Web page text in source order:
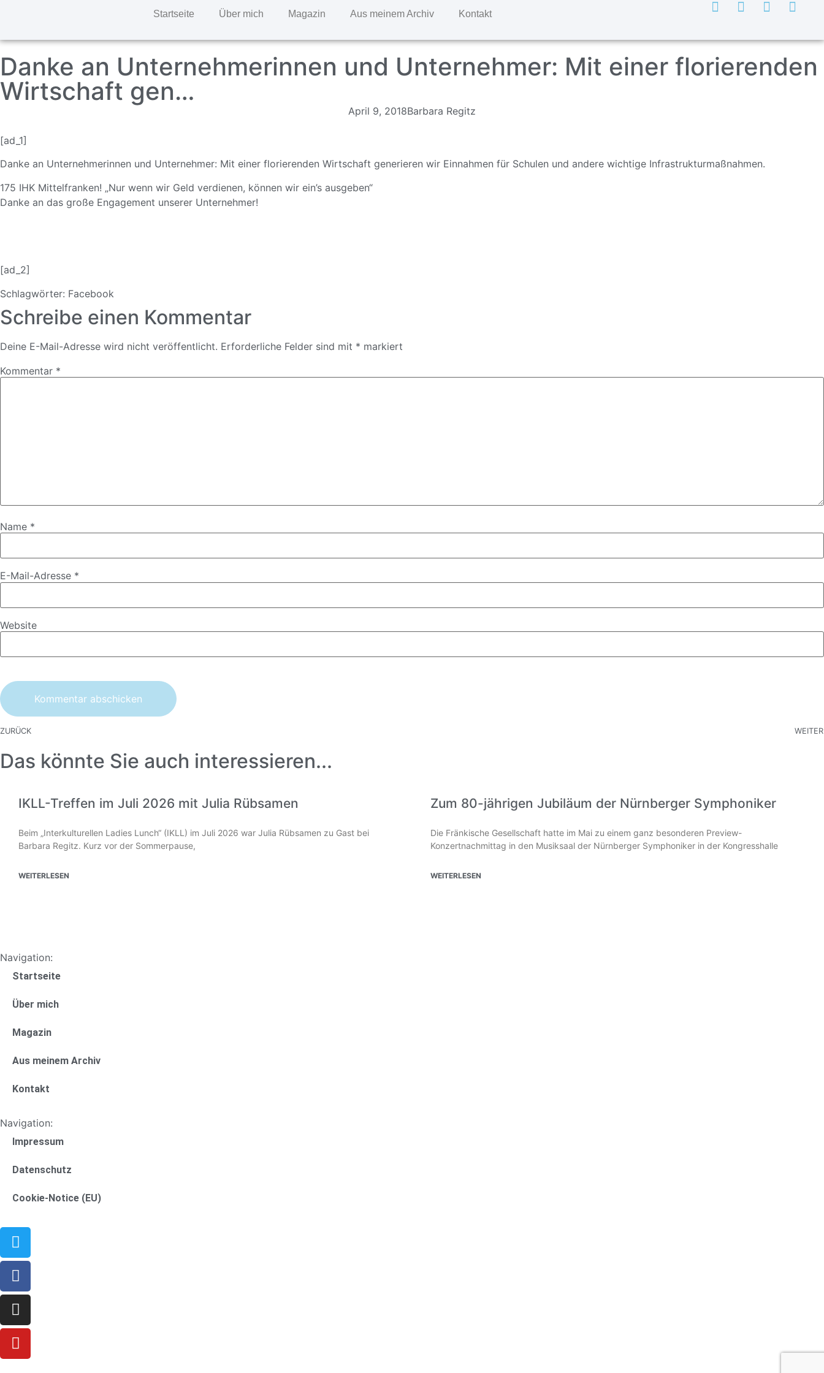
Startseite Über mich Magazin Aus meinem Archiv Kontakt
Danke an Unternehmerinnen und Unternehmer: Mit einer florierenden
Wirtschaft gen…
April 9, 2018Barbara Regitz
[ad_1]
Danke an Unternehmerinnen und Unternehmer: Mit einer florierenden Wirtschaft generieren wir Einnahmen für Schulen und andere wichtige Infrastrukturmaßnahmen.
175 IHK Mittelfranken! „Nur wenn wir Geld verdienen, können wir ein’s ausgeben“
Danke an das große Engagement unserer Unternehmer!
[ad_2]
Schlagwörter: Facebook
Schreibe einen Kommentar
Deine E-Mail-Adresse wird nicht veröffentlicht. Erforderliche Felder sind mit * markiert
Kommentar *
Name *
E-Mail-Adresse *
Website
ZURÜCK WEITER
Das könnte Sie auch interessieren...
IKLL-Treffen im Juli 2026 mit Julia Rübsamen
Beim „Interkulturellen Ladies Lunch“ (IKLL) im Juli 2026 war Julia Rübsamen zu Gast bei
Barbara Regitz. Kurz vor der Sommerpause,
WEITERLESEN
Zum 80-jährigen Jubiläum der Nürnberger Symphoniker
Die Fränkische Gesellschaft hatte im Mai zu einem ganz besonderen Preview-
Konzertnachmittag in den Musiksaal der Nürnberger Symphoniker in der Kongresshalle
WEITERLESEN
Navigation:
Startseite
Über mich
Magazin
Aus meinem Archiv
Kontakt
Navigation:
Impressum
Datenschutz
Cookie-Notice (EU)